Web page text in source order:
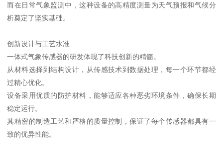
而在日常气象监测中，这种设备的高精度测量为天气预报和气候分
析奠定了坚实基础。
创新设计与工艺水准
一体式气象传感器的研发体现了科技创新的精髓。
从材料选择到结构设计，从传感技术到数据处理，每一个环节都经
过精心优化。
设备采用优质的防护材料，能够适应各种恶劣环境条件，确保长期
稳定运行。
其精密的制造工艺和严格的质量控制，保证了每个传感器都具有一
致的优异性能。